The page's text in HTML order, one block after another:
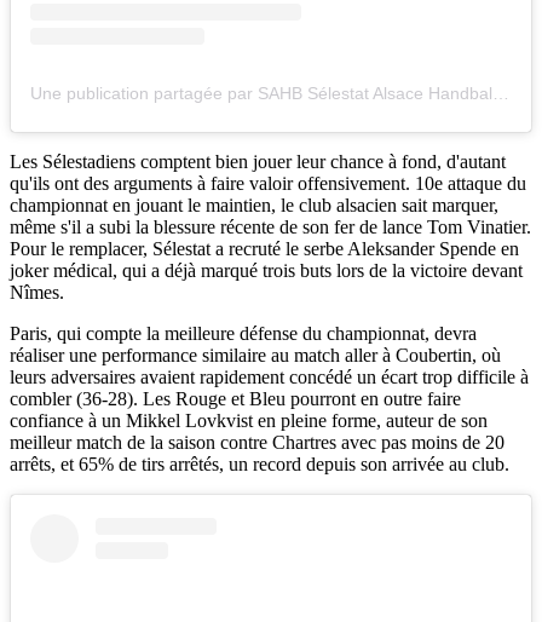
Les Sélestadiens comptent bien jouer leur chance à fond, d'autant
qu'ils ont des arguments à faire valoir offensivement. 10e attaque du
championnat en jouant le maintien, le club alsacien sait marquer,
même s'il a subi la blessure récente de son fer de lance Tom Vinatier.
Pour le remplacer, Sélestat a recruté le serbe Aleksander Spende en
joker médical, qui a déjà marqué trois buts lors de la victoire devant
Nîmes.
Paris, qui compte la meilleure défense du championnat, devra
réaliser une performance similaire au match aller à Coubertin, où
leurs adversaires avaient rapidement concédé un écart trop difficile à
combler (36-28). Les Rouge et Bleu pourront en outre faire
confiance à un Mikkel Lovkvist en pleine forme, auteur de son
meilleur match de la saison contre Chartres avec pas moins de 20
arrêts, et 65% de tirs arrêtés, un record depuis son arrivée au club.